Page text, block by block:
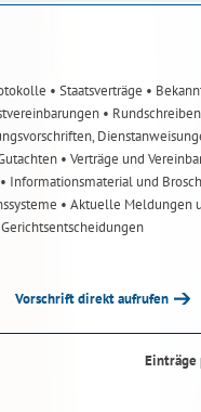
• Staatsverträge •
• Rundschreiben
• Verträge und
• Informationsmaterial und
• Aktuelle Meldungen
Gerichtsentscheidungen
Vorschrift direkt aufrufen
Einträge